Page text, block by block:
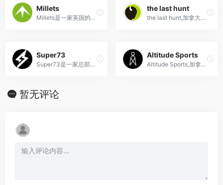
Millets
Millets是一家英国的户外用品连锁店，提供各种户外用品，如帐篷、背包、睡袋、鞋子等。
the last hunt
the last hunt,加拿大Altitude-Sports旗下折扣较低、较受欢迎的清仓网站
Super73
Super73是一家总部位于洛杉矶的美国电动自行车制造公司，以其独特设计和高性能电动自行车在市场上备受瞩目。
Altitude Sports
Altitude Sports,加拿大最大的海淘户外用品电商
暂无评论